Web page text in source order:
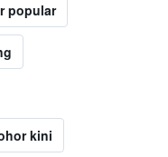
popular
kini